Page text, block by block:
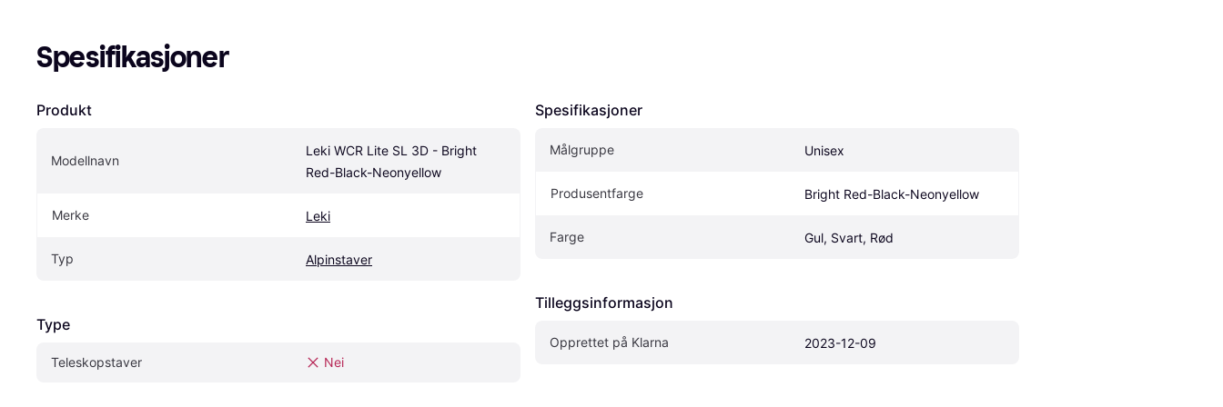
Spesifikasjoner
Produkt
Modellnavn
Leki WCR Lite SL 3D - Bright
Red-Black-Neonyellow
Merke Leki
Typ Alpinstaver
Type
Teleskopstaver Nei
Spesifikasjoner
Målgruppe Unisex
Produsentfarge Bright Red-Black-Neonyellow
Farge Gul, Svart, Rød
Tilleggsinformasjon
Opprettet på Klarna 2023-12-09